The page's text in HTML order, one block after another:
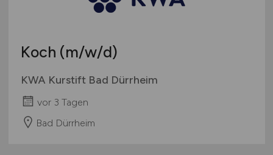
Koch (m/w/d)
KWA Kurstift Bad Dürrheim
vor 3 Tagen
Bad Dürrheim